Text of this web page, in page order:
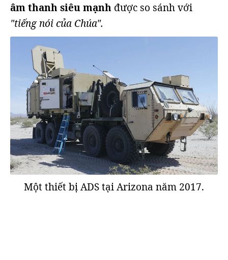
âm thanh siêu mạnh được so sánh với
"tiếng nói của Chúa".
Một thiết bị ADS tại Arizona năm 2017.